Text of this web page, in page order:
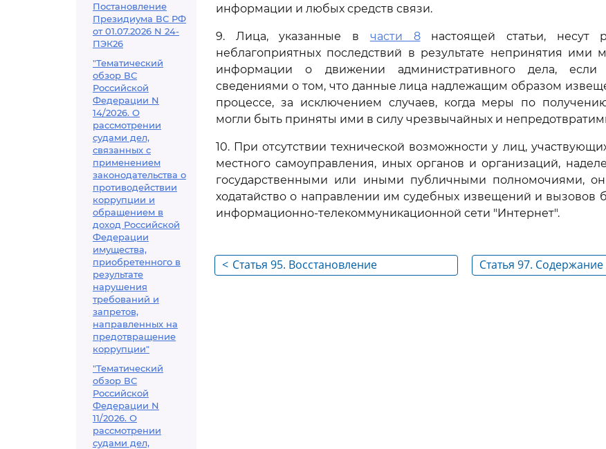
Постановление
Президиума ВС РФ
от 01.07.2026 N 24-
ПЭК26
"Тематический
обзор ВС
Российской
Федерации N
14/2026. О
рассмотрении
судами дел,
связанных с
применением
законодательства о
противодействии
коррупции и
обращением в
доход Российской
Федерации
имущества,
приобретенного в
результате
нарушения
требований и
запретов,
направленных на
предотвращение
коррупции"
"Тематический
обзор ВС
Российской
Федерации N
11/2026. О
рассмотрении
судами дел,
информации и любых средств связи.
9. Лица, указанные в части 8настоящей статьи, несут
неблагоприятных последствий в результате непринятия ими
информации о движении административного дела, если
сведениями о том, что данные лица надлежащим образом
процессе, за исключением случаев, когда меры по
могли быть приняты ими в силу чрезвычайных и
10. При отсутствии технической возможности у лиц,
местного самоуправления, иных органов и организаций,
государственными или иными публичными полномочиями,
ходатайство о направлении им судебных извещений и вызовов
информационно-телекоммуникационной сети "Интернет".
< Статья 95. Восстановление
Статья 97.